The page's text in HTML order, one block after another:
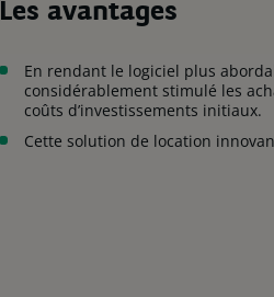
Les avantages
En rendant le logiciel plus
considérablement stimulé les
coûts d’investissements initiaux.
Cette solution de location